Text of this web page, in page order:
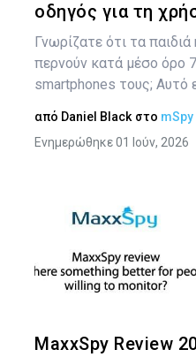
οδηγός για τη
Γνωρίζατε ότι τα
περνούν κατά μέσο όρο
smartphones τους; Αυτό
από Daniel Black στο
Ενημερώθηκε 01 Ιούν, 2026
MaxxSpy Review